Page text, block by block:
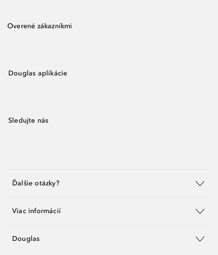
Overené zákazníkmi
Douglas aplikácie
Sledujte nás
Ďalšie otázky?
Viac informácií
Douglas